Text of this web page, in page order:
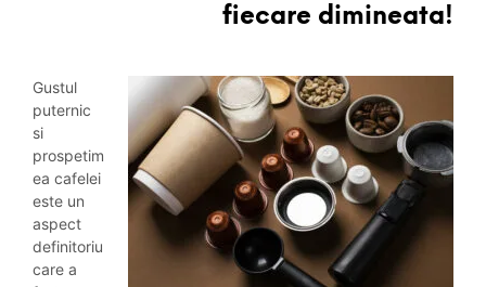
fiecare dimineata!
Gustul
puternic
si
prospetim
ea cafelei
este un
aspect
definitoriu
care a